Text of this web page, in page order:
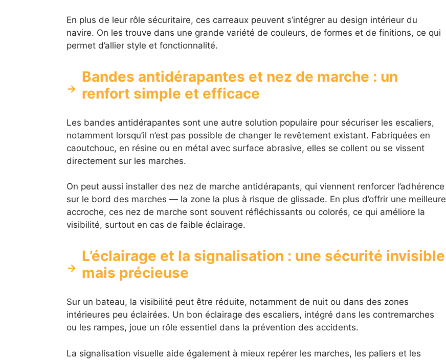
En plus de leur rôle sécuritaire, ces carreaux peuvent s’intégrer au design intérieur du
navire. On les trouve dans une grande variété de couleurs, de formes et de finitions, ce qui
permet d’allier style et fonctionnalité.
Bandes antidérapantes et nez de marche : un
renfort simple et efficace
Les bandes antidérapantes sont une autre solution populaire pour sécuriser les escaliers,
notamment lorsqu’il n’est pas possible de changer le revêtement existant. Fabriquées en
caoutchouc, en résine ou en métal avec surface abrasive, elles se collent ou se vissent
directement sur les marches.
On peut aussi installer des nez de marche antidérapants, qui viennent renforcer l’adhérence
sur le bord des marches — la zone la plus à risque de glissade. En plus d’offrir une meilleure
accroche, ces nez de marche sont souvent réfléchissants ou colorés, ce qui améliore la
visibilité, surtout en cas de faible éclairage.
L’éclairage et la signalisation : une sécurité invisible
mais précieuse
Sur un bateau, la visibilité peut être réduite, notamment de nuit ou dans des zones
intérieures peu éclairées. Un bon éclairage des escaliers, intégré dans les contremarches
ou les rampes, joue un rôle essentiel dans la prévention des accidents.
La signalisation visuelle aide également à mieux repérer les marches, les paliers et les